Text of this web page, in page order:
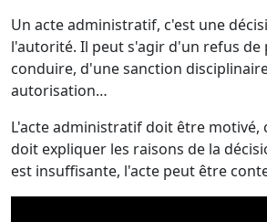
Un acte administratif, c'est une
l'autorité. Il peut s'agir d'un refus de
conduire, d'une sanction
autorisation…
L'acte administratif doit être motivé,
doit expliquer les raisons de la
est insuffisante, l'acte peut être